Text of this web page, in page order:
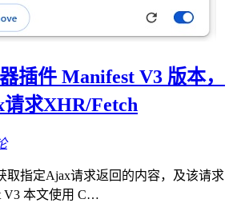
插件 Manifest V3 版本，
求XHR/Fetch
取指定Ajax请求返回的内容，及该请求
V3 本文使用 C…